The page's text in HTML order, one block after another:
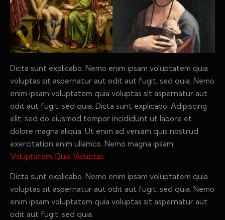
Dicta sunt explicabo. Nemo enim ipsam voluptatem quia
voluptas sit aspernatur aut odit aut fugit, sed quia. Nemo
enim ipsam voluptatem quia voluptas sit aspernatur aut
odit aut fugit, sed quia. Dicta sunt explicabo. Adipiscing
elit, sed do eiusmod tempor incididunt ut labore et
dolore magna aliqua. Ut enim ad veniam quis nostrud
exercitation enim ullamco. Nemo magna ipsam
Voluptatem Quia Voluptas.
Dicta sunt explicabo. Nemo enim ipsam voluptatem quia
voluptas sit aspernatur aut odit aut fugit, sed quia. Nemo
enim ipsam voluptatem quia voluptas sit aspernatur aut
odit aut fugit, sed quia.